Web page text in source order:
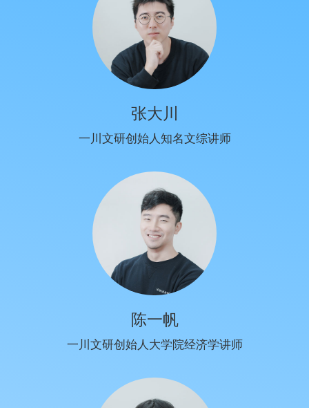
张大川
一川文研创始人知名文综讲师
陈一帆
一川文研创始人大学院经济学讲师